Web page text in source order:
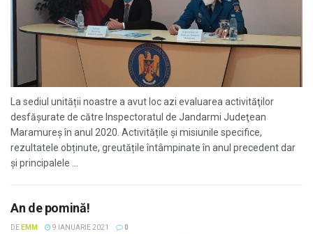
La sediul unității noastre a avut loc azi evaluarea activităţilor
desfăşurate de către Inspectoratul de Jandarmi Judeţean
Maramureş în anul 2020. Activitățile și misiunile specifice,
rezultatele obținute, greutățile întâmpinate în anul precedent dar
și principalele ...
An de pomină!
DE EMM 9 IANUARIE 2021 0